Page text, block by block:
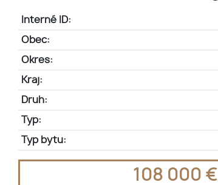
Interné ID:
Obec:
Okres:
Kraj:
Druh:
Typ:
Typ bytu:
108 000 €